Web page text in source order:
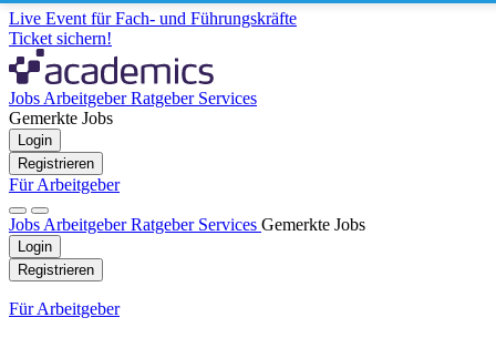
Live Event für Fach- und Führungskräfte
Ticket sichern!
Jobs ArbeitgeberRatgeber Services
Gemerkte Jobs
Login
Registrieren
Für Arbeitgeber
Jobs ArbeitgeberRatgeber Services Gemerkte Jobs
Login
Registrieren
Für Arbeitgeber